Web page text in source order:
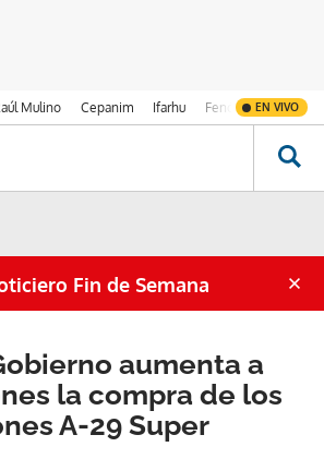
Mulino Cepanim Ifarhu Fenómeno de El
EN VIVO
Fin de Semana
aumenta a
la compra de los
A-29 Super